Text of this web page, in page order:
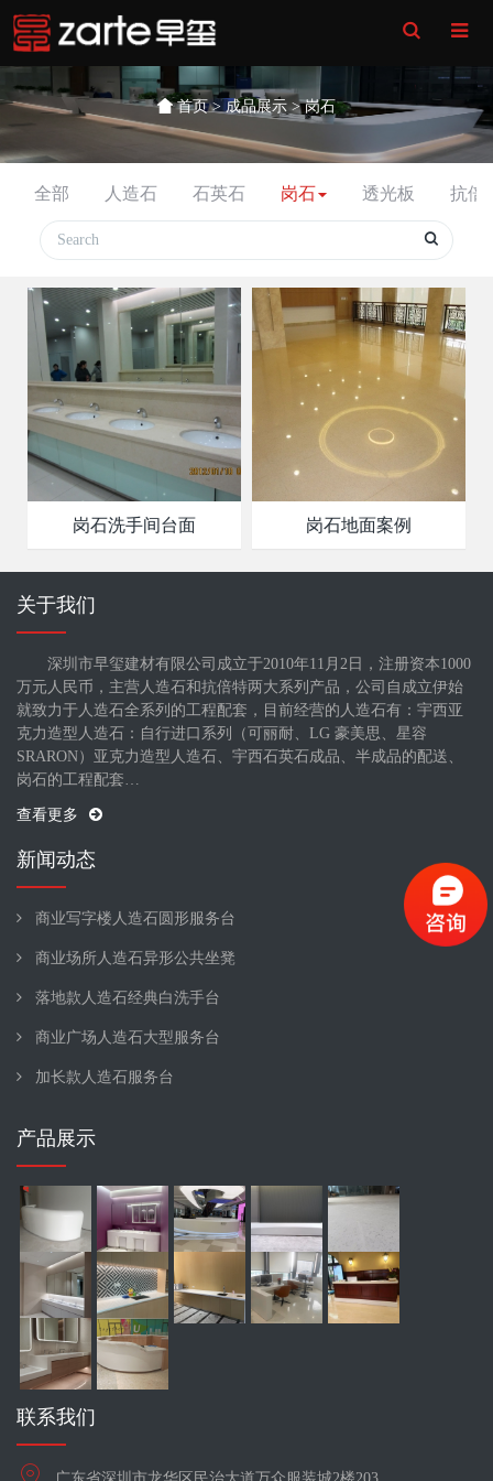
Toggle
Search
首页> 成品展示>岗石
全部 人造石 石英石 岗石 透光板 抗倍
岗石洗手间台面 岗石地面案例
关于我们
深圳市早玺建材有限公司成立于2010年11月2日，注册资本1000
万元人民币，主营人造石和抗倍特两大系列产品，公司自成立伊始
就致力于人造石全系列的工程配套，目前经营的人造石有：宇西亚
克力造型人造石：自行进口系列（可丽耐、LG 豪美思、星容
SRARON）亚克力造型人造石、宇西石英石成品、半成品的配送、
岗石的工程配套…
查看更多
新闻动态
商业写字楼人造石圆形服务台
商业场所人造石异形公共坐凳
落地款人造石经典白洗手台
商业广场人造石大型服务台
加长款人造石服务台
产品展示
联系我们
广东省深圳市龙华区民治大道万众服装城2楼203